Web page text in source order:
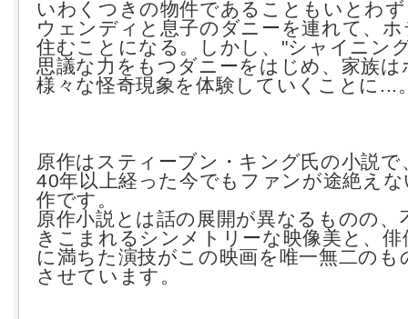
いわくつきの物件であることもいとわ
ウェンディと息子のダニーを連れて、
住むことになる。しかし、"シャイニン
思議な力をもつダニーをはじめ、家族は
様々な怪奇現象を体験していくことに...
原作はスティーブン・キング氏の小説で
40年以上経った今でもファンが途絶え
作です。
原作小説とは話の展開が異なるものの、
きこまれるシンメトリーな映像美と、俳
に満ちた演技がこの映画を唯一無二のも
させています。